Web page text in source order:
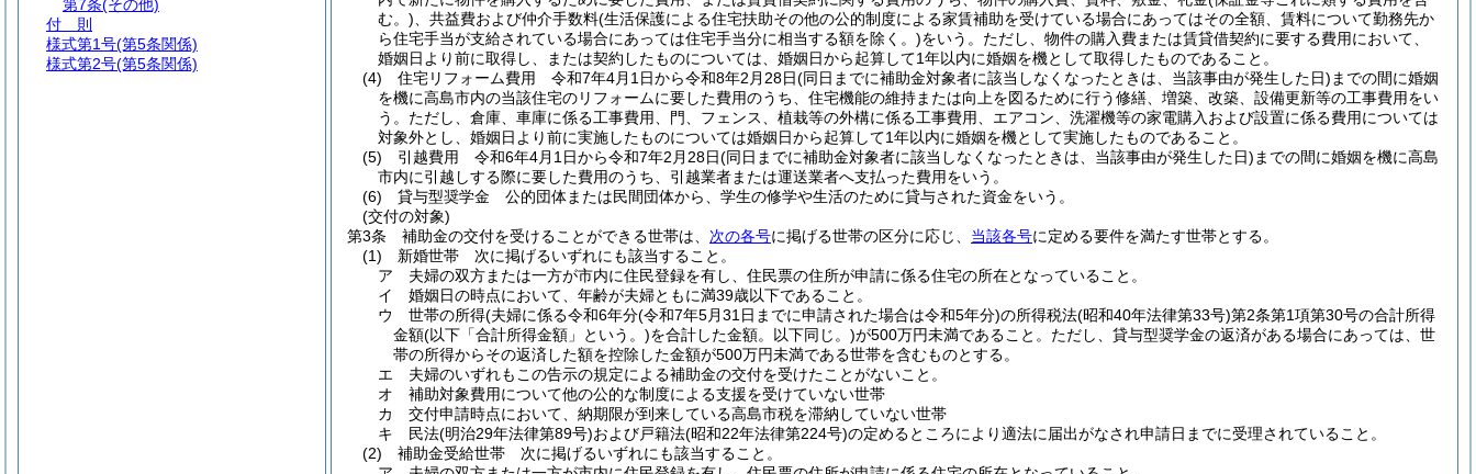
む。) 、共益費および仲介手数料(生活保護による住宅扶助その他の公的制度による家賃補助を受けている場合にあってはその全額、賃料について勤務先か
ら住宅手当が支給されている場合にあっては住宅手当分に相当する額を除く。)をいう。 ただし、物件の購入費または賃貸借契約に要する費用において、
婚姻日より前に取得し、または契約したものについては、婚姻日から起算して1年以内に婚姻を機として取得したものであること。
(4)
住宅リフォーム費用 令和7年4月1日から令和8年2月28日(同日までに補助金対象者に該当しなくなったときは、当該事由が発生した日) までの間に婚姻
を機に高島市内の当該住宅のリフォームに要した費用のうち、住宅機能の維持または向上を図るために行う修繕、増築、改築、設備更新等の工事費用をい
う。 ただし、倉庫、車庫に係る工事費用、門、フェンス、植栽等の外構に係る工事費用、エアコン、洗濯機等の家電購入および設置に係る費用については
対象外とし、婚姻日より前に実施したものについては婚姻日から起算して1年以内に婚姻を機として実施したものであること。
(5)
引越費用 令和6年4月1日から令和7年2月28日(同日までに補助金対象者に該当しなくなったときは、当該事由が発生した日) までの間に婚姻を機に高島
市内に引越しする際に要した費用のうち、引越業者または運送業者へ支払った費用をいう。
(6)
貸与型奨学金 公的団体または民間団体から、学生の修学や生活のために貸与された資金をいう。
(交付の対象)
第3条
補助金の交付を受けることができる世帯は、 次の各号に掲げる世帯の区分に応じ、 当該各号に定める要件を満たす世帯とする。
(1)
新婚世帯 次に掲げるいずれにも該当すること。
ア
夫婦の双方または一方が市内に住民登録を有し、住民票の住所が申請に係る住宅の所在となっていること。
イ
婚姻日の時点において、年齢が夫婦ともに満39歳以下であること。
ウ
世帯の所得(夫婦に係る令和6年分(令和7年5月31日までに申請された場合は令和5年分)の所得税法(昭和40年法律第33号)第2条第1項第30号の合計所得
金額(以下「合計所得金額」という。)を合計した金額。以下同じ。)が500万円未満であること。 ただし、貸与型奨学金の返済がある場合にあっては、世
帯の所得からその返済した額を控除した金額が500万円未満である世帯を含むものとする。
エ
夫婦のいずれもこの告示の規定による補助金の交付を受けたことがないこと。
オ
補助対象費用について他の公的な制度による支援を受けていない世帯
カ
交付申請時点において、納期限が到来している高島市税を滞納していない世帯
キ
民法(明治29年法律第89号)および戸籍法(昭和22年法律第224号)の定めるところにより適法に届出がなされ申請日までに受理されていること。
(2)
補助金受給世帯 次に掲げるいずれにも該当すること。
第7条(その他)
付 則
様式第1号(第5条関係)
様式第2号(第5条関係)